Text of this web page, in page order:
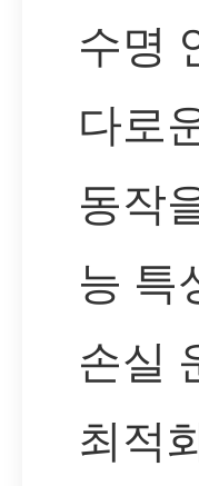
수명
다로
동작
능 특
손실
최적